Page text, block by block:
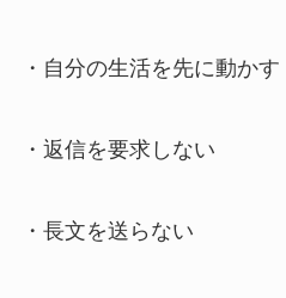
・自分の生活を先に動かす
・返信を要求しない
・長文を送らない